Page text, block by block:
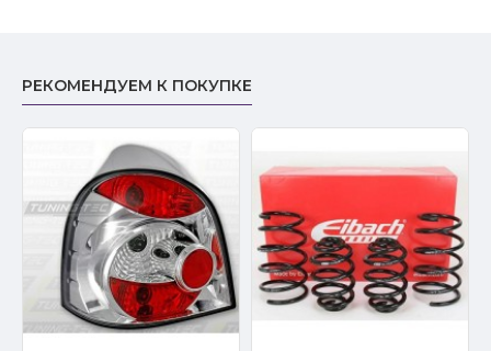
РЕКОМЕНДУЕМ К ПОКУПКЕ